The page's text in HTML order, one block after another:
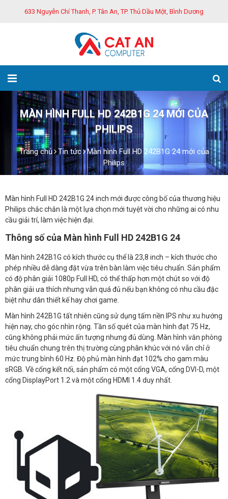
633 Nguyễn Chí Thanh, P. Tân An, TP. Thủ Dầu Một, Bình Dương
MÀN HÌNH FULL HD 242B1G 24 MỚI CỦA
PHILIPS
Trang chủ Tin tức
Màn hình Full HD 242B1G 24 mới của
Philips
Màn hình Full HD 242B1G 24 inch mới được công bố của thương hiệu
Philips chắc chắn là một lựa chọn mới tuyệt vời cho những ai có nhu
cầu giải trí, làm việc hiện đại.
Thông số của Màn hình Full HD 242B1G 24
Màn hình 242B1G có kích thước cụ thể là 23,8 inch – kích thước cho
phép nhiều dễ dàng đặt vừa trên bàn làm việc tiêu chuẩn. Sản phẩm
có độ phân giải 1080p Full HD, có thể thấp hơn một chút so với độ
phân giải ưa thích nhưng vẫn quá đủ nếu bạn không có nhu cầu đặc
biệt như dân thiết kế hay chơi game.
Màn hình 242B1G tất nhiên cũng sử dụng tấm nền IPS như xu hướng
hiện nay, cho góc nhìn rộng. Tần số quét của màn hình đạt 75 Hz,
cũng không phải mức ấn tượng nhưng đủ dùng. Màn hình văn phòng
tiêu chuẩn chung trên thị trường cùng phân khúc với nó vẫn chỉ ở
mức trung bình 60 Hz. Độ phủ màn hình đạt 102% cho gam màu
sRGB. Về cổng kết nối, sản phẩm có một cổng VGA, cổng DVI-D, một
cổng DisplayPort 1.2 và một cổng HDMI 1.4 duy nhất.